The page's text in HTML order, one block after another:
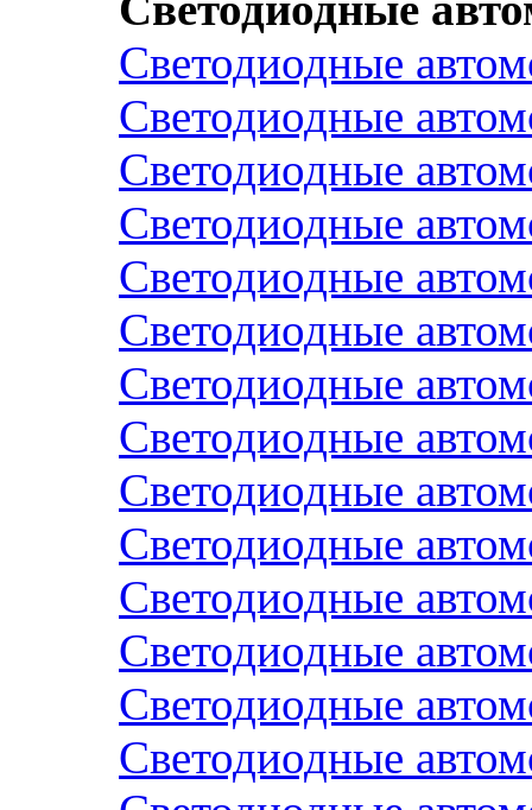
Светодиодные
Светодиодные
Светодиодные
Светодиодные
Светодиодные
Светодиодные
Светодиодные
Светодиодные
Светодиодные
Светодиодные
Светодиодные
Светодиодные
Светодиодные
Светодиодные